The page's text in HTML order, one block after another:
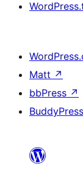
Matt ↗
bbPress ↗
BuddyPress